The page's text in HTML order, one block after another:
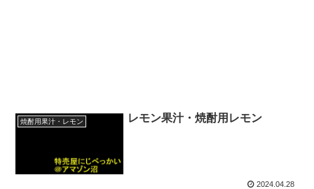
焼酎用果汁・レモン レモン果汁・焼酎用レモン
2024.04.28